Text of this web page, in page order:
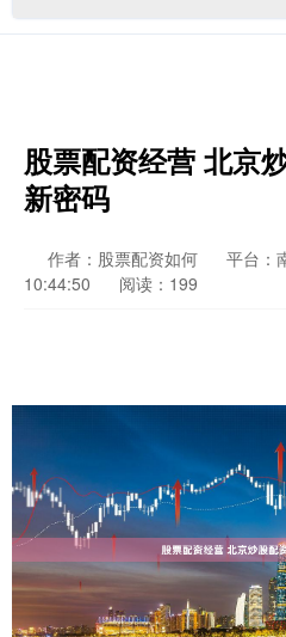
股票配资经营 北京
新密码
作者：股票配资如何 平台：
10:44:50
阅读：199